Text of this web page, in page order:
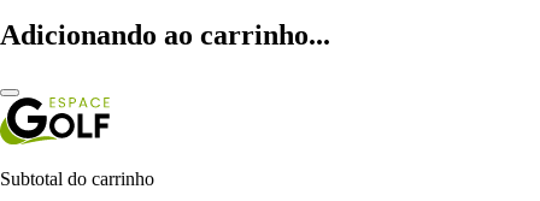
Adicionando ao carrinho...
Subtotal do carrinho